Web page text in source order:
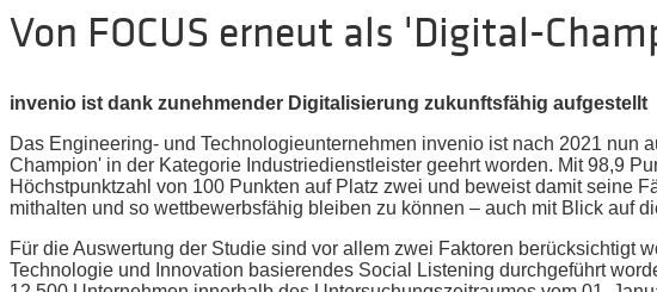
Von FOCUS erneut als 'Digital-
invenio ist dank zunehmender Digitalisierung zukunftsfähig aufgestellt
Das Engineering- und Technologieunternehmen invenio ist nach 2021 nun
Champion' in der Kategorie Industriedienstleister geehrt worden. Mit 98,9
Höchstpunktzahl von 100 Punkten auf Platz zwei und beweist damit seine
mithalten und so wettbewerbsfähig bleiben zu können – auch mit Blick auf
Für die Auswertung der Studie sind vor allem zwei Faktoren berücksichtigt
Technologie und Innovation basierendes Social Listening durchgeführt